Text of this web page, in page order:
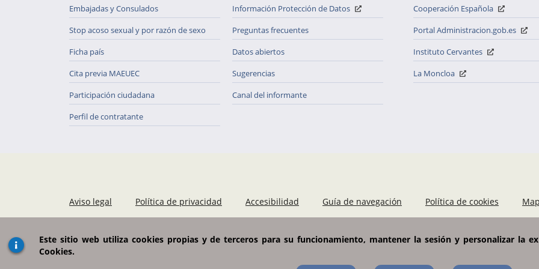
Embajadas y Consulados
Información Protección de Datos
Stop acoso sexual y por razón de sexo
Preguntas frecuentes
Ficha país
Datos abiertos
Cita previa MAEUEC
Sugerencias
Participación ciudadana
Canal del informante
Perfil de contratante
Cooperación Española
Portal Administracion.gob.es
Instituto Cervantes
La Moncloa
Aviso legal Política de privacidad Accesibilidad Guía de navegación Política de cookies
Este sitio web utiliza cookies propias y de terceros para su funcionamiento, mantener la sesión y personalizar la
Cookies.